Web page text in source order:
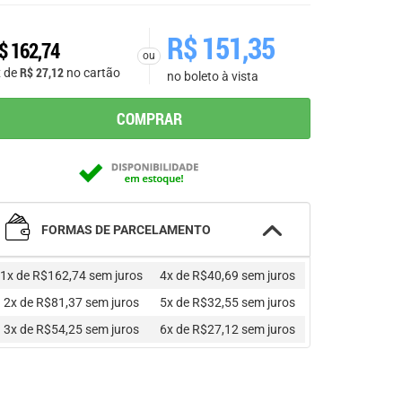
162,74
deR$27,12 no cartão
ou R$151,35
no boleto à vista
COMPRAR
FORMAS DE PARCELAMENTO
1x de R$162,74sem juros
2x de R$81,37sem juros
3x de R$54,25sem juros
4x de R$40,69 sem juros
5x de R$32,55sem juros
6x de R$27,12sem juros